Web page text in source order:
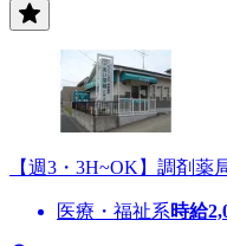
【週3・3H~OK】調剤薬
医療・福祉系時給